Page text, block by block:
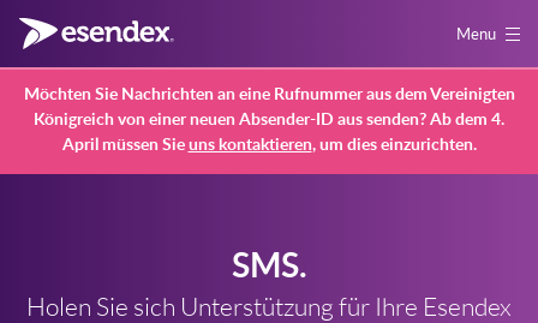
Menu
Möchten Sie Nachrichten an eine Rufnummer aus dem Vereinigten
Königreich von einer neuen Absender-ID aus senden? Ab dem 4.
April müssen Sieuns kontaktieren, um dies einzurichten.
SMS.
Holen Sie sich Unterstützung für Ihre Esendex